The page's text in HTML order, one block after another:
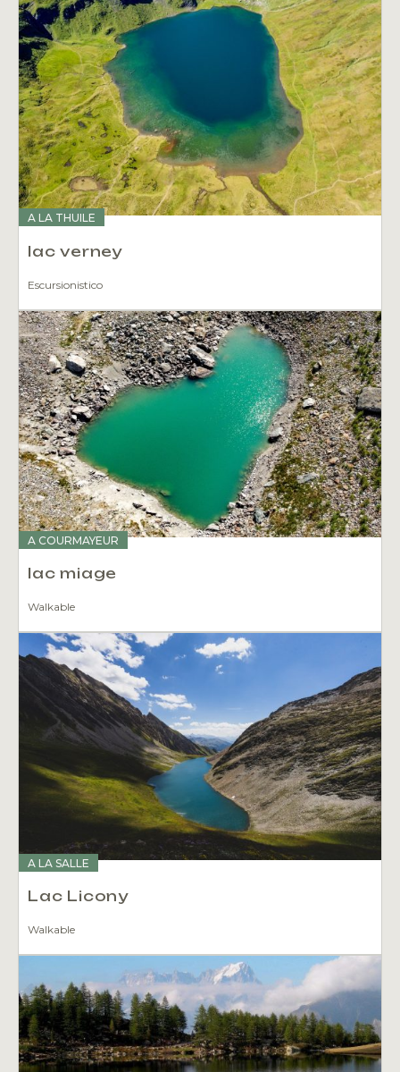
A LA THUILE
lac verney
Escursionistico
A COURMAYEUR
lac miage
Walkable
A LA SALLE
Lac Licony
Walkable